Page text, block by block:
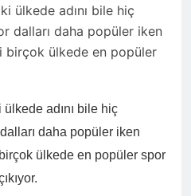
ülkede adını bile hiç
dalları daha popüler iken
birçok ülkede en popüler
adını bile hiç
dalları daha popüler iken
ülkede en popüler spor